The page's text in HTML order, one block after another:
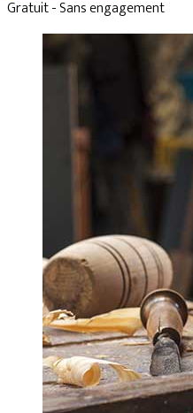
Gratuit - Sans engagement